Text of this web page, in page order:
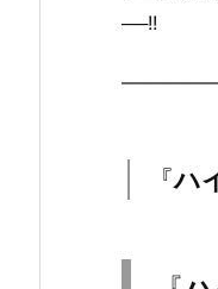
──!!
『ハ